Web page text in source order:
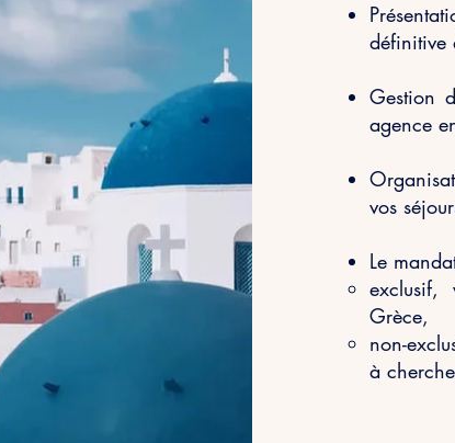
définitive
Gestion
agence
vos
Le
exclusif,
Grèce,
non-
à